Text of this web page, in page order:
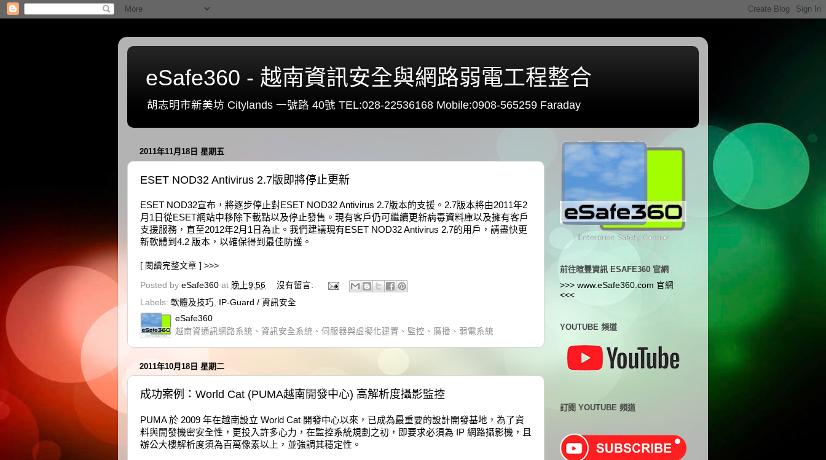
eSafe360 - 越南資訊安全與網路弱電工程整合
胡志明市新美坊 Citylands 一號路 40號 TEL:028-22536168 Mobile:0908-565259 Faraday
2011年11月18日 星期五
ESET NOD32 Antivirus 2.7版即將停止更新
ESET NOD32宣布，將逐步停止對ESET NOD32 Antivirus 2.7版本的支援。2.7版本將由2011年2
月1日從ESET網站中移除下載點以及停止發售。現有客戶仍可繼續更新病毒資料庫以及擁有客戶
支援服務，直至2012年2月1日為止。我們建議現有ESET NOD32 Antivirus 2.7的用戶，請盡快更
新軟體到4.2 版本，以確保得到最佳防護。
[ 閱讀完整文章 ] >>>
Posted by eSafe360 at 晚上9:56
沒有留言:
Labels: 軟體及技巧
IP-Guard / 資訊安全
eSafe360
越南資通訊網路系統、資訊安全系統、伺服器與虛擬化建置、監控、廣播、弱電系統
2011年10月18日 星期二
成功案例：World Cat (PUMA越南開發中心) 高解析度攝影監控
PUMA 於 2009 年在越南設立 World Cat 開發中心以來，已成為最重要的設計開發基地，為了資
料與開發機密安全性，更投入許多心力，在監控系統規劃之初，即要求必須為 IP 網路攝影機，且
辦公大樓解析度須為百萬像素以上，並強調其穩定性。
前往暄豐資訊 ESAFE360 官網
>>> www.eSafe360.com 官網
<<<
YOUTUBE 頻道
訂閱 YOUTUBE 頻道